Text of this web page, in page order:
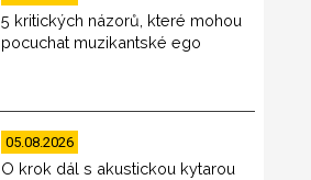
5 kritických názorů, které mohou
pocuchat muzikantské ego
05.08.2026
O krok dál s akustickou kytarou